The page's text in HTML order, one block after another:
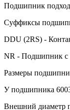
Подшипник
Суффиксы
DDU (2RS) -
NR - Подшипник с
Размеры
У подшипника
Внешний диаметр